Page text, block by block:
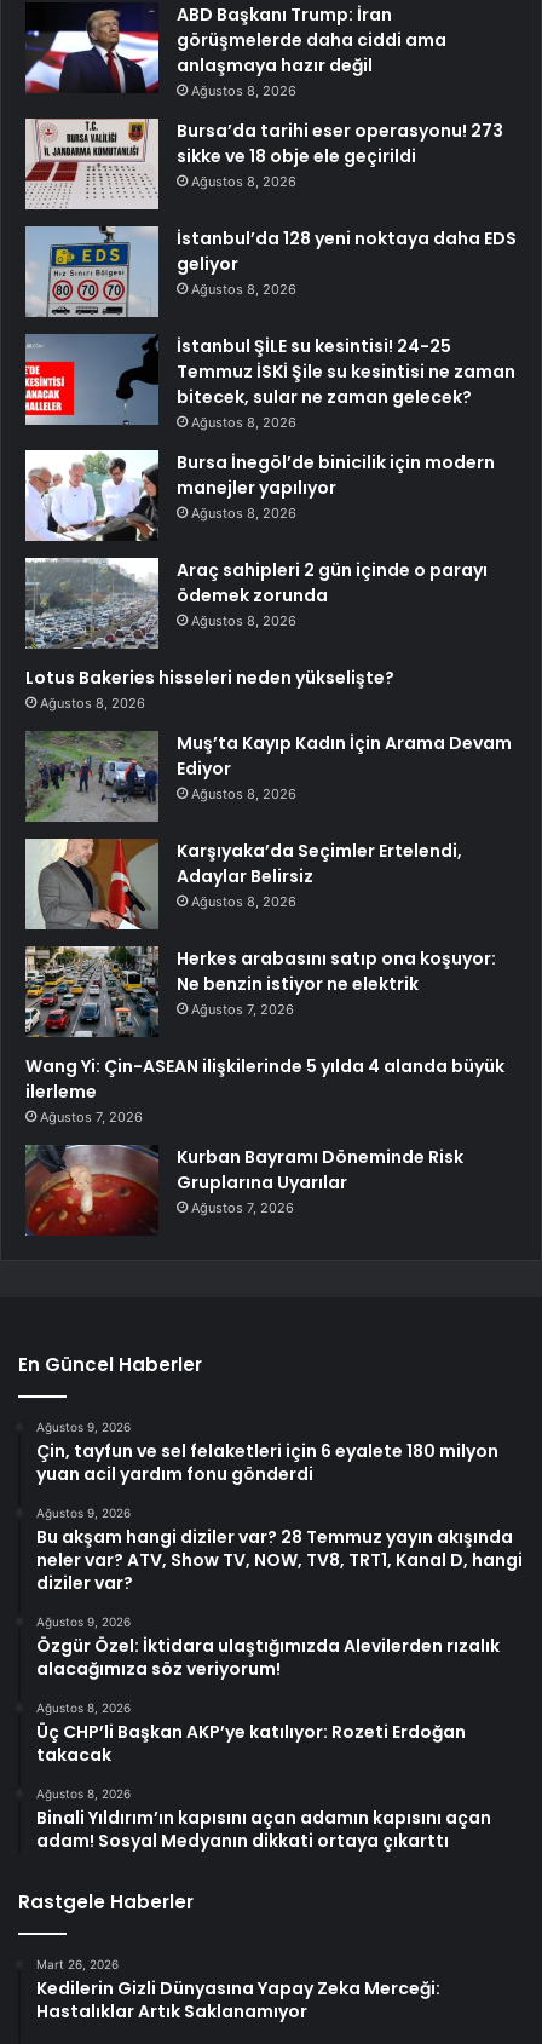
ABD Başkanı Trump: İran
görüşmelerde daha ciddi ama
anlaşmaya hazır değil
Ağustos 8, 2026
Bursa’da tarihi eser operasyonu! 273
sikke ve 18 obje ele geçirildi
Ağustos 8, 2026
İstanbul’da 128 yeni noktaya daha EDS
geliyor
Ağustos 8, 2026
İstanbul ŞİLE su kesintisi! 24-25
Temmuz İSKİ Şile su kesintisi ne zaman
bitecek, sular ne zaman gelecek?
Ağustos 8, 2026
Bursa İnegöl’de binicilik için modern
manejler yapılıyor
Ağustos 8, 2026
Araç sahipleri 2 gün içinde o parayı
ödemek zorunda
Ağustos 8, 2026
Lotus Bakeries hisseleri neden yükselişte?
Ağustos 8, 2026
Muş’ta Kayıp Kadın İçin Arama Devam
Ediyor
Ağustos 8, 2026
Karşıyaka’da Seçimler Ertelendi,
Adaylar Belirsiz
Ağustos 8, 2026
Herkes arabasını satıp ona koşuyor:
Ne benzin istiyor ne elektrik
Ağustos 7, 2026
Wang Yi: Çin-ASEAN ilişkilerinde 5 yılda 4 alanda büyük
ilerleme
Ağustos 7, 2026
Kurban Bayramı Döneminde Risk
Gruplarına Uyarılar
Ağustos 7, 2026
En Güncel Haberler
Ağustos 9, 2026
Çin, tayfun ve sel felaketleri için 6 eyalete 180 milyon
yuan acil yardım fonu gönderdi
Ağustos 9, 2026
Bu akşam hangi diziler var? 28 Temmuz yayın akışında
neler var? ATV, Show TV, NOW, TV8, TRT1, Kanal D, hangi
diziler var?
Ağustos 9, 2026
Özgür Özel: İktidara ulaştığımızda Alevilerden rızalık
alacağımıza söz veriyorum!
Ağustos 8, 2026
Üç CHP’li Başkan AKP’ye katılıyor: Rozeti Erdoğan
takacak
Ağustos 8, 2026
Binali Yıldırım’ın kapısını açan adamın kapısını açan
adam! Sosyal Medyanın dikkati ortaya çıkarttı
Rastgele Haberler
Mart 26, 2026
Kedilerin Gizli Dünyasına Yapay Zeka Merceği:
Hastalıklar Artık Saklanamıyor